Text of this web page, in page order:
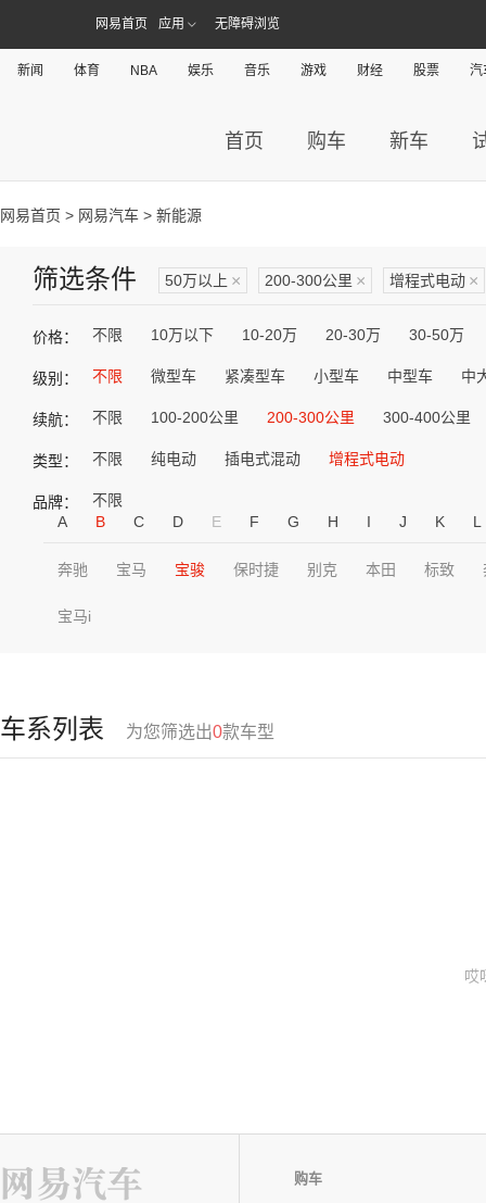
网易首页 应用 无障碍浏览
新闻 体育 NBA 娱乐 音乐 游戏 财经 股票 汽
首页 购车 新车
网易首页 > 网易汽车 > 新能源
筛选条件 50万以上 × 200-300公里 × 增程式电动 ×
价格： 不限 10万以下 10-20万 20-30万 30-50万
级别： 不限 微型车 紧凑型车 小型车 中型车 中
续航： 不限 100-200公里 200-300公里 300-400公里
类型： 不限 纯电动 插电式混动 增程式电动
品牌：
不限
A
B C D E F G H I J K L
奔驰 宝马 宝骏 保时捷 别克 本田 标致
宝马i
车系列表 为您筛选出0款车型
哎
购车